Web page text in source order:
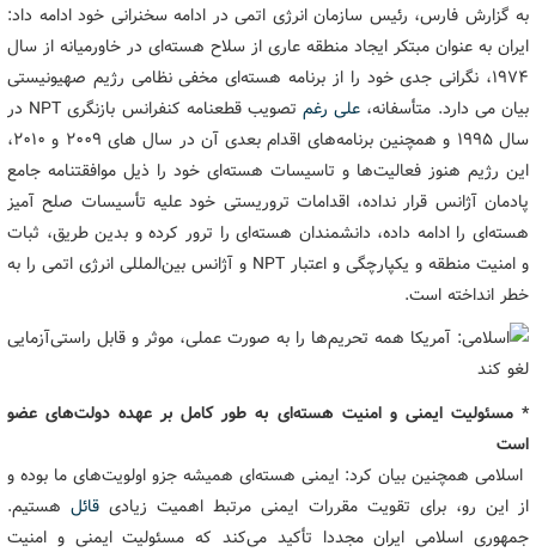
به گزارش فارس، رئیس سازمان انرژی اتمی در ادامه سخنرانی خود ادامه داد:
ایران به عنوان مبتکر ایجاد منطقه عاری از سلاح هسته‌ای در خاورمیانه از سال
۱۹۷۴، نگرانی جدی خود را از برنامه هسته‌ای مخفی نظامی رژیم صهیونیستی
بیان می دارد. متأسفانه، علی رغم
تصویب قطعنامه کنفرانس بازنگری NPT در
سال ۱۹۹۵ و همچنین برنامه‌های اقدام بعدی آن در سال های ۲۰۰۹ و ۲۰۱۰،
این رژیم هنوز فعالیت‌ها و تاسیسات هسته‌ای خود را ذیل موافقتنامه جامع
پادمان آژانس قرار نداده، اقدامات تروریستی خود علیه تأسیسات صلح آمیز
هسته‌ای را ادامه داده، دانشمندان هسته‌ای را ترور کرده و بدین طریق، ثبات
و امنیت منطقه و یکپارچگی و اعتبار NPT و آژانس بین‌المللی انرژی اتمی را به
خطر انداخته است.
* مسئولیت ایمنی و امنیت هسته‌ای به طور کامل بر عهده دولت‌های عضو
است
اسلامی همچنین بیان کرد: ایمنی هسته‌ای همیشه جزو اولویت‌های ما بوده و
از این رو، برای تقویت مقررات ایمنی مرتبط اهمیت زیادی قائلهستیم.
جمهوری اسلامی ایران مجددا تأکید می‌کند که مسئولیت ایمنی و امنیت